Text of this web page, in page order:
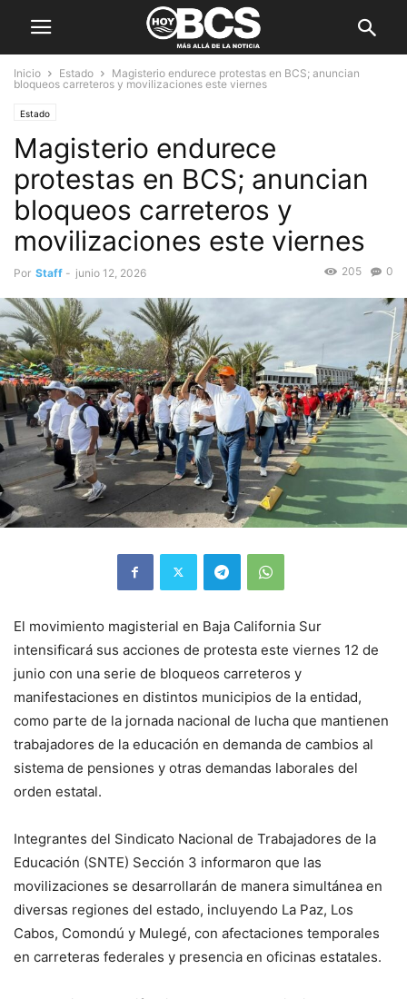
Inicio Estado
Magisterio endurece protestas en BCS; anuncian
bloqueos carreteros y movilizaciones este viernes
Estado
Magisterio endurece
protestas en BCS; anuncian
bloqueos carreteros y
movilizaciones este viernes
Por Staff - junio 12, 2026 0
205
El movimiento magisterial en Baja California Sur
intensificará sus acciones de protesta este viernes 12 de
junio con una serie de bloqueos carreteros y
manifestaciones en distintos municipios de la entidad,
como parte de la jornada nacional de lucha que mantienen
trabajadores de la educación en demanda de cambios al
sistema de pensiones y otras demandas laborales del
orden estatal.
Integrantes del Sindicato Nacional de Trabajadores de la
Educación (SNTE) Sección 3 informaron que las
movilizaciones se desarrollarán de manera simultánea en
diversas regiones del estado, incluyendo La Paz, Los
Cabos, Comondú y Mulegé, con afectaciones temporales
en carreteras federales y presencia en oficinas estatales.